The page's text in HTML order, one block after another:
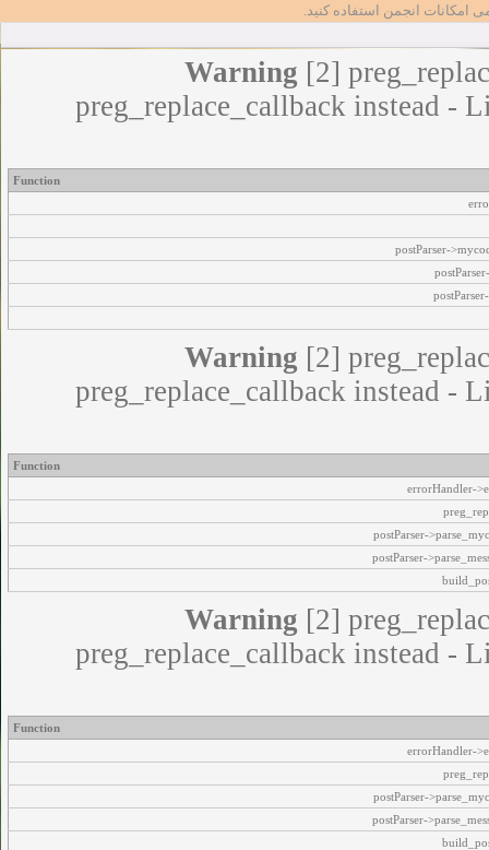
امکانات انجمن استفاده کنید.
Warning [2]
preg_replace_callback instead -
Function
postParser-
Warning [2]
preg_replace_callback instead -
Function
errorHandler-
postParser-
postParser-
Warning [2]
preg_replace_callback instead -
Function
errorHandler-
postParser-
postParser-